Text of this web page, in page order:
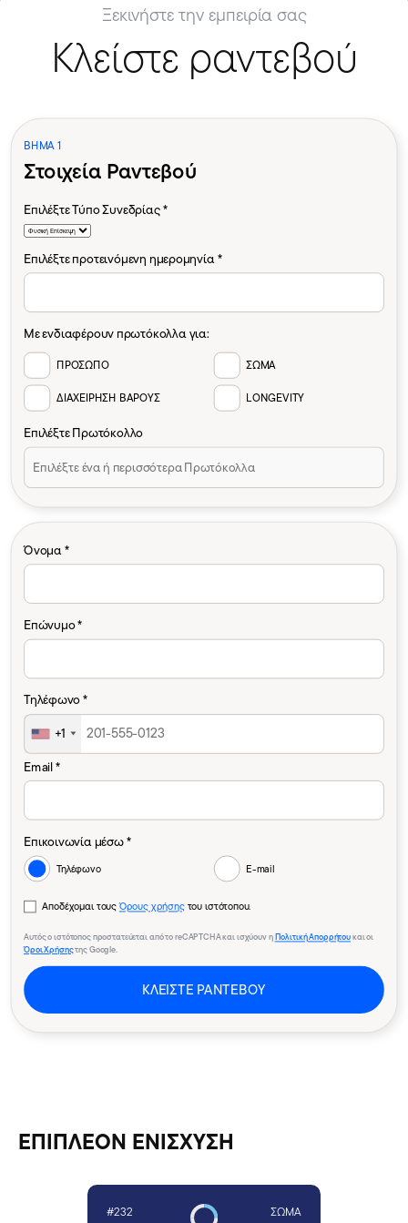
Ξεκινήστε την εμπειρία σας
Κλείστε ραντεβού
ΒΗΜΑ 1
Στοιχεία Ραντεβού
Επιλέξτε Τύπο Συνεδρίας *
Επιλέξτε προτεινόμενη ημερομηνία *
Με ενδιαφέρουν πρωτόκολλα για:
ΠΡΟΣΩΠΟ ΣΩΜΑ
ΔΙΑΧΕΙΡΗΣΗ ΒΑΡΟΥΣ LONGEVITY
Επιλέξτε Πρωτόκολλο
Όνομα *
Επώνυμο *
Τηλέφωνο *
+1
Email *
Επικοινωνία μέσω *
Τηλέφωνο E-mail
Αποδέχομαι τουςΌρους χρήσηςτου ιστότοπου.
Αυτός ο ιστότοπος προστατεύεται από το reCAPTCHA και ισχύουν ηΠολιτική Απορρήτουκαι οι
Όροι Χρήσηςτης Google.
ΚΛΕΙΣΤΕ ΡΑΝΤΕΒΟΥ
ΕΠΙΠΛΕΟΝ ΕΝΙΣΧΥΣΗ
#232 ΣΏΜΑ